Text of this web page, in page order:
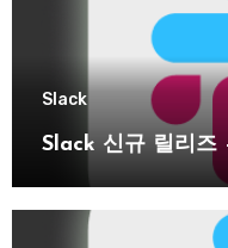
Slack
Slack 신규 릴리즈